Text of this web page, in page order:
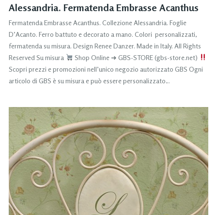
Alessandria. Fermatenda Embrasse Acanthus
Fermatenda Embrasse Acanthus. Collezione Alessandria. Foglie
D’Acanto. Ferro battuto e decorato a mano. Colori personalizzati,
fermatenda su misura. Design Renee Danzer. Made in Italy. All Rights
Reserved Su misura
Shop Online ➜ GBS-STORE (gbs-store.net)
Scopri prezzi e promozioni nell’unico negozio autorizzato GBS Ogni
articolo di GBS è su misura e può essere personalizzato…